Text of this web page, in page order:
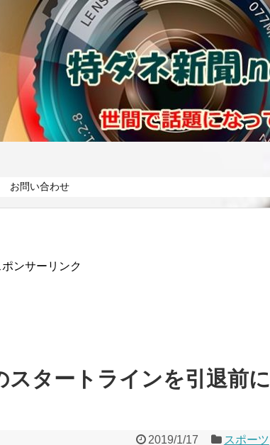
お問い合わせ
ポンサーリンク
スタートラインを引退前に
2019/1/17 スポーツ